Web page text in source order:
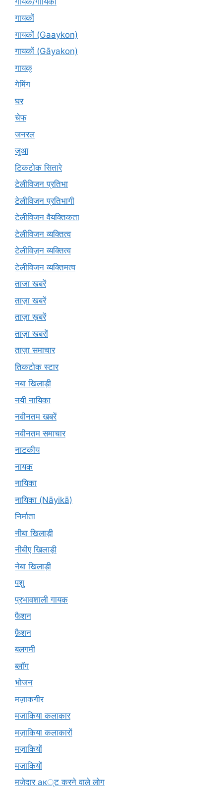
गायकों
गायकों (Gaaykon)
गायकों (Gāyakon)
गायक्
गेमिंग
घर
चेफ
जनरल
जुआ
टिकटोक सितारे
टेलीविजन प्रतिभा
टेलीविजन प्रतिभागी
टेलीविजन वैयक्तिकता
टेलीविजन व्यक्तित्व
टेलीविज़न व्यक्तित्व
टेलीविजन व्यक्तिमत्व
ताजा खबरें
ताज़ा खबरें
ताज़ा ख़बरें
ताज़ा खबरों
ताज़ा समाचार
तिकटोक स्टार
नबा खिलाड़ी
नयी नायिका
नवीनतम खबरें
नवीनतम समाचार
नाटकीय
नायक
नायिका
नायिका (Nāyikā)
निर्माता
नीबा खिलाड़ी
नीबीए खिलाड़ी
नेबा खिलाड़ी
पशु
प्रभावशाली गायक
फैशन
फ़ैशन
बलगमी
ब्लॉग
भोजन
मज़ाकगीर
मजाकिया कलाकार
मज़ाकिया कलाकारों
मज़ाकियों
मजाकियों
मज़ेदार ак्ट करने वाले लोग